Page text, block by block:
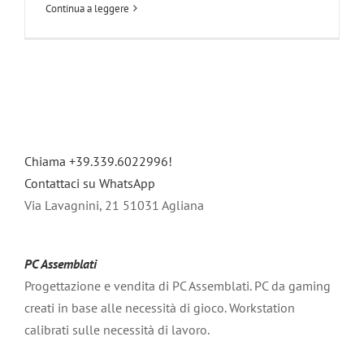
Continua a leggere
Chiama +39.339.6022996!
Contattaci su WhatsApp
Via Lavagnini, 21 51031 Agliana
PC Assemblati
Progettazione e vendita di PC Assemblati. PC da gaming
creati in base alle necessità di gioco. Workstation
calibrati sulle necessità di lavoro.